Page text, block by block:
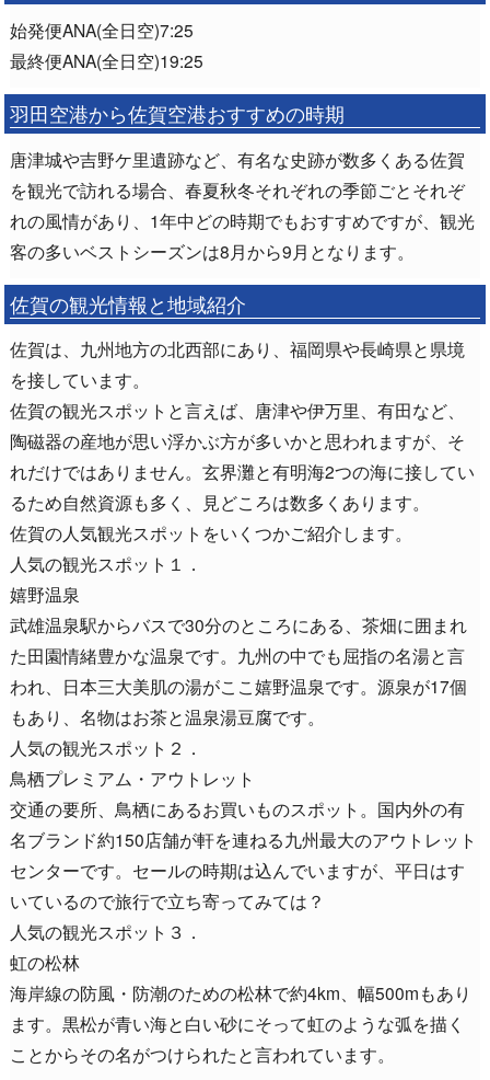
始発便ANA(全日空)7:25
最終便ANA(全日空)19:25
羽田空港から佐賀空港おすすめの時期
唐津城や吉野ケ里遺跡など、有名な史跡が数多くある佐賀
を観光で訪れる場合、春夏秋冬それぞれの季節ごとそれぞ
れの風情があり、1年中どの時期でもおすすめですが、観光
客の多いベストシーズンは8月から9月となります。
佐賀の観光情報と地域紹介
佐賀は、九州地方の北西部にあり、福岡県や長崎県と県境
を接しています。
佐賀の観光スポットと言えば、唐津や伊万里、有田など、
陶磁器の産地が思い浮かぶ方が多いかと思われますが、そ
れだけではありません。玄界灘と有明海2つの海に接してい
るため自然資源も多く、見どころは数多くあります。
佐賀の人気観光スポットをいくつかご紹介します。
人気の観光スポット１．
嬉野温泉
武雄温泉駅からバスで30分のところにある、茶畑に囲まれ
た田園情緒豊かな温泉です。九州の中でも屈指の名湯と言
われ、日本三大美肌の湯がここ嬉野温泉です。源泉が17個
もあり、名物はお茶と温泉湯豆腐です。
人気の観光スポット２．
鳥栖プレミアム・アウトレット
交通の要所、鳥栖にあるお買いものスポット。国内外の有
名ブランド約150店舗が軒を連ねる九州最大のアウトレット
センターです。セールの時期は込んでいますが、平日はす
いているので旅行で立ち寄ってみては？
人気の観光スポット３．
虹の松林
海岸線の防風・防潮のための松林で約4km、幅500mもあり
ます。黒松が青い海と白い砂にそって虹のような弧を描く
ことからその名がつけられたと言われています。